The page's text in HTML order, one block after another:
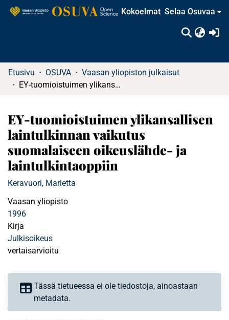
Kokoelmat Selaa Osuvaa
Etusivu OSUVA
Vaasan yliopiston julkaisut
EY-tuomioistuimen ylikansallisen laintulkinnan vaikutus suomalaiseen oikeuslähde- ja laintulkintaoppiin
EY-tuomioistuimen ylikansallisen
laintulkinnan vaikutus
suomalaiseen oikeuslähde- ja
laintulkintaoppiin
Keravuori, Marietta
Vaasan yliopisto
1996
Kirja
Julkisoikeus
vertaisarvioitu
Tässä tietueessa ei ole tiedostoja, ainoastaan
metadata.